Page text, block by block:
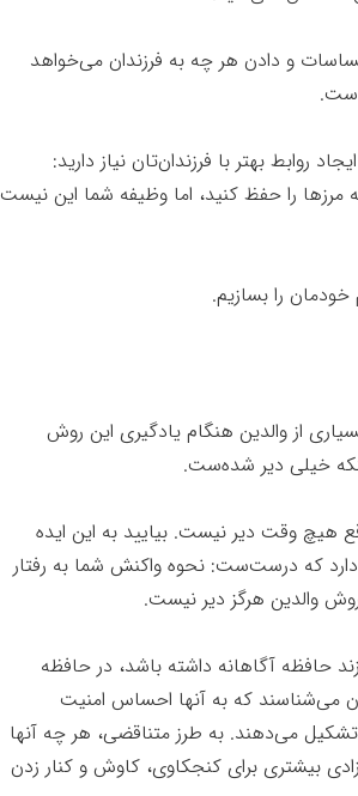
و دادن هر چه به فرزندان می‌خواهد
روابط بهتر با فرزندان‌تان نیاز دارید:
را حفظ کنید، اما وظیفه شما این نیست
را بسازیم.
از والدین هنگام یادگیری این روش
خیلی دیر شده‌ست.
وقت دیر نیست. بیایید به این ایده
که درست‌ست: نحوه واکنش شما به رفتار
والدین هرگز دیر نیست.
حافظه آگاهانه داشته باشد، در حافظه
می‌شناسند که به آنها احساس امنیت
می‌دهند. به طرز متناقضی، هر چه آنها
بیشتری برای کنجکاوی، کاوش و کنار زدن